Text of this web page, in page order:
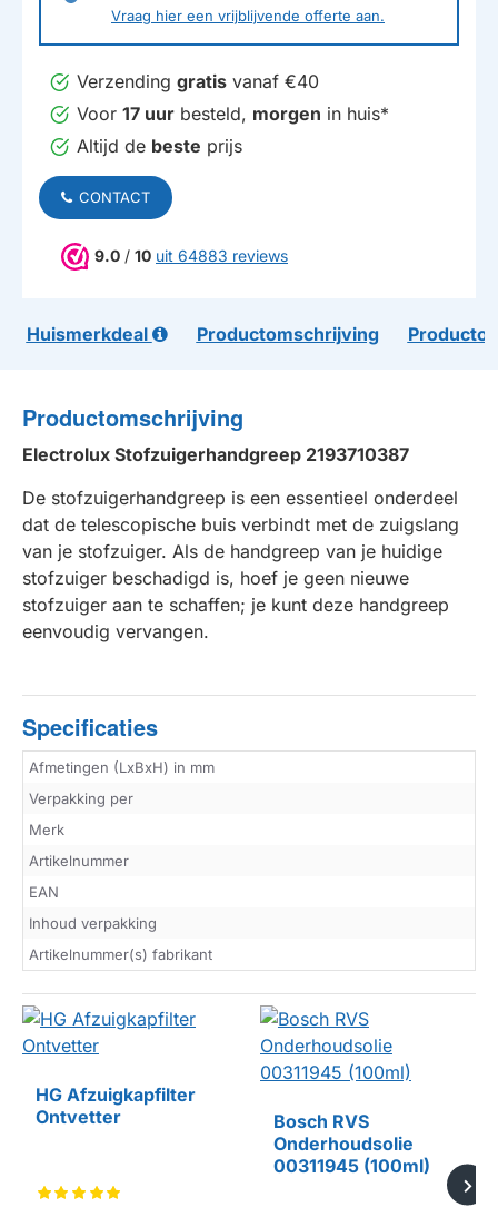
Vraag hier een vrijblijvende offerte aan.
Verzending gratis vanaf €40
Voor 17 uur besteld, morgen in huis*
Altijd de beste prijs
CONTACT
9.0 / 10 uit 64883 reviews
Huismerkdeal Productomschrijving
Productomschrijving
Electrolux Stofzuigerhandgreep 2193710387
De stofzuigerhandgreep is een essentieel onderdeel
dat de telescopische buis verbindt met de zuigslang
van je stofzuiger. Als de handgreep van je huidige
stofzuiger beschadigd is, hoef je geen nieuwe
stofzuiger aan te schaffen; je kunt deze handgreep
eenvoudig vervangen.
Specificaties
Afmetingen (LxBxH) in mm
Verpakking per
Merk
Artikelnummer
EAN
Inhoud verpakking
Artikelnummer(s) fabrikant
HG Afzuigkapfilter
Ontvetter
Bosch RVS
Onderhoudsolie
00311945 (100ml)